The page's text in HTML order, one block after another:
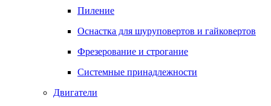
Пиление
Оснастка для шуруповертов и гайковертов
Фрезерование и строгание
Системные принадлежности
Двигатели